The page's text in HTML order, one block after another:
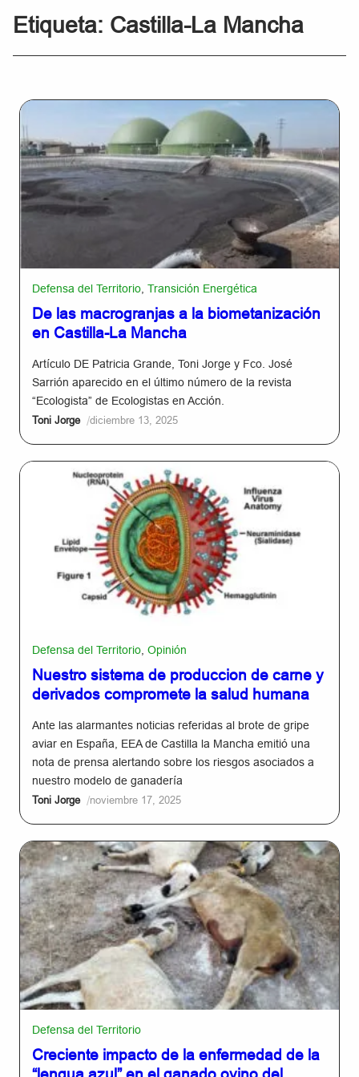
Etiqueta: Castilla-La Mancha
Defensa del Territorio Transición Energética
De las macrogranjas a la biometanización
en Castilla-La Mancha
Artículo DE Patricia Grande, Toni Jorge y Fco. José
Sarrión aparecido en el último número de la revista
“Ecologista” de Ecologistas en Acción.
Toni Jorge /diciembre 13, 2025
Defensa del Territorio Opinión
Nuestro sistema de produccion de carne y
derivados compromete la salud humana
Ante las alarmantes noticias referidas al brote de gripe
aviar en España, EEA de Castilla la Mancha emitió una
nota de prensa alertando sobre los riesgos asociados a
nuestro modelo de ganadería
Toni Jorge /noviembre 17, 2025
Defensa del Territorio
Creciente impacto de la enfermedad de la